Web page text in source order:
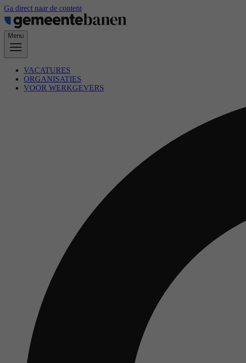
Ga direct naar de content
Menu
VACATURES
ORGANISATIES
VOOR WERKGEVERS